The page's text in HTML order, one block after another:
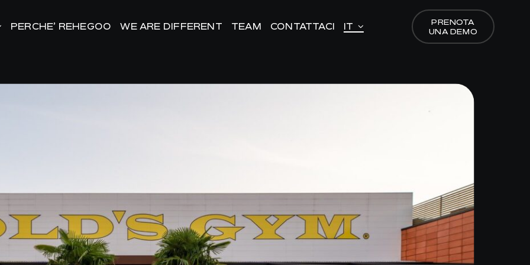
PERCHE’ REHEGOO WE ARE DIFFERENT TEAM CONTATTACI IT
PRENOTA
UNA DEMO
PERCHE’ REHEGOO WE ARE DIFFERENT TEAM CONTATTACI IT
PRENOTA
UNA DEMO